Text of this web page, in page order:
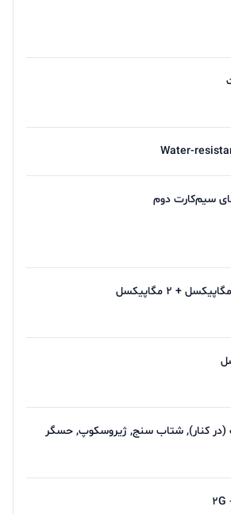
Water-
سیم‌کارت دوم
(در کنار), شتاب سنج, ژیروسکوپ, حسگر
2G